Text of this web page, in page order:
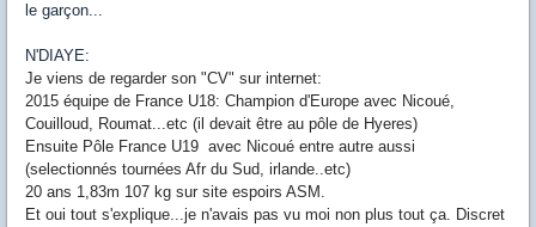
le garçon...
N'DIAYE:
Je viens de regarder son "CV" sur internet:
2015 équipe de France U18: Champion d'Europe avec Nicoué,
Couilloud, Roumat...etc (il devait être au pôle de Hyeres)
Ensuite Pôle France U19 avec Nicoué entre autre aussi
(selectionnés tournées Afr du Sud, irlande..etc)
20 ans 1,83m 107 kg sur site espoirs ASM.
Et oui tout s'explique...je n'avais pas vu moi non plus tout ça. Discret